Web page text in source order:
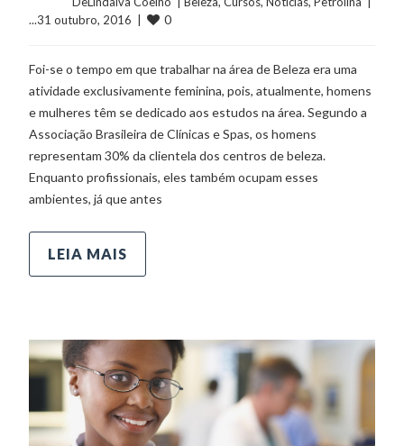
...31 outubro, 2016  |
0
Foi-se o tempo em que trabalhar na área de Beleza era uma
atividade exclusivamente feminina, pois, atualmente, homens
e mulheres têm se dedicado aos estudos na área. Segundo a
Associação Brasileira de Clínicas e Spas, os homens
representam 30% da clientela dos centros de beleza.
Enquanto profissionais, eles também ocupam esses
ambientes, já que antes
LEIA MAIS